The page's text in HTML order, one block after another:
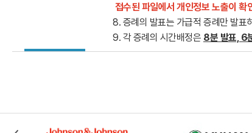
접수된 파일에서 개인정보 노출이 확
8. 증례의 발표는 가급적 증례만 발표
9. 각 증례의 시간배정은 8분 발표, 6